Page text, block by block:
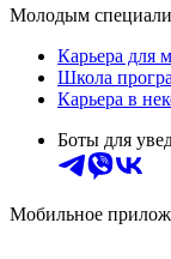
Молодым
Карьера для
Школа
Карьера в
Боты для
Мобильное